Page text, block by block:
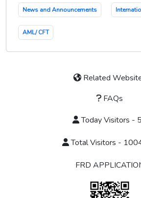
News and Announcements
AML/ CFT
Related
FAQs
Today Visitors -
Total Visitors -
FRD